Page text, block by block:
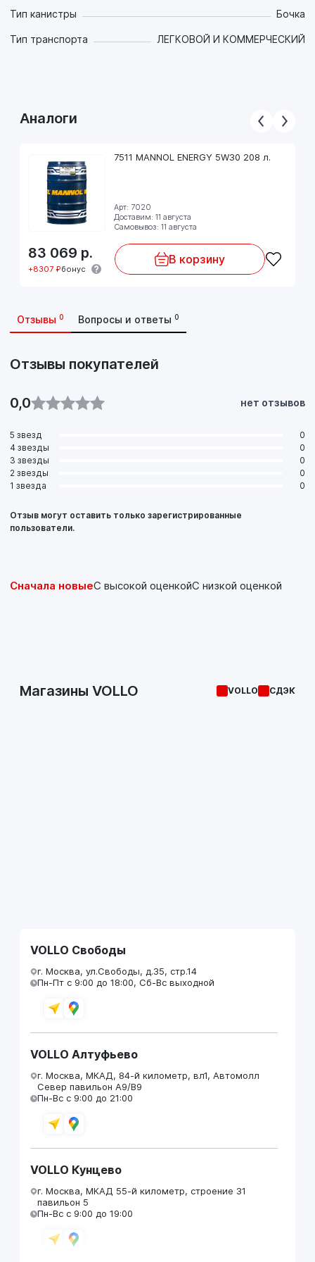
автомобилей Daimler и VW с дополнительными
требованиями к моторным маслам (согласно
Тип канистры Бочка
Тип транспорта ЛЕГКОВОЙ И КОММЕРЧЕСКИЙ
Аналоги
7511 MANNOL ENERGY 5W30 208 л.
Арт: 7020
Доставим: 11 августа
Самовывоз: 11 августа
83 069 р.
+8307 ₽бонус
В корзину
Отзывы 0 Вопросы и ответы 0
Отзывы покупателей
0,0 нет отзывов
5 звезд
0
4 звезды
0
3 звезды
0
2 звезды
0
1 звезда
0
Отзыв могут оставить только зарегистрированные
пользователи.
Сначала новыеС высокой оценкойС низкой оценкой
Магазины VOLLO VOLLO СДЭК
VOLLO Свободы
г. Москва, ул.Свободы, д.35, стр.14
Пн-Пт с 9:00 до 18:00, Сб-Вс выходной
VOLLO Алтуфьево
г. Москва, МКАД, 84-й километр, вл1, Автомолл
Север павильон А9/В9
Пн-Вс с 9:00 до 21:00
VOLLO Кунцево
г. Москва, МКАД 55-й километр, строение 31
павильон 5
Пн-Вс с 9:00 до 19:00